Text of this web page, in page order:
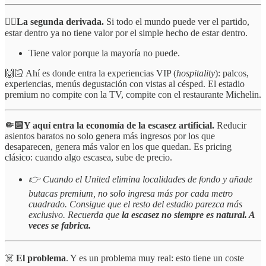
✌🏻La segunda derivada. Si todo el mundo puede ver el partido,
estar dentro ya no tiene valor por el simple hecho de estar dentro.
Tiene valor porque la mayoría no puede.
🙌🏻 Ahí es donde entra la experiencias VIP (hospitality): palcos,
experiencias, menús degustación con vistas al césped. El estadio
premium no compite con la TV, compite con el restaurante Michelin.
🤏🏻Y aquí entra la economía de la escasez artificial. Reducir
asientos baratos no solo genera más ingresos por los que
desaparecen, genera más valor en los que quedan. Es pricing
clásico: cuando algo escasea, sube de precio.
👉 Cuando el United elimina localidades de fondo y añade
butacas premium, no solo ingresa más por cada metro
cuadrado. Consigue que el resto del estadio parezca más
exclusivo. Recuerda que la escasez no siempre es natural. A
veces se fabrica.
☠️ El problema. Y es un problema muy real: esto tiene un coste